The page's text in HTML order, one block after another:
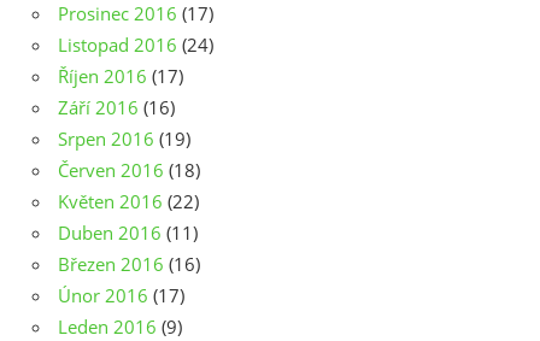
Prosinec 2016 (17)
Listopad 2016 (24)
Říjen 2016 (17)
Září 2016 (16)
Srpen 2016 (19)
Červen 2016 (18)
Květen 2016 (22)
Duben 2016 (11)
Březen 2016 (16)
Únor 2016 (17)
Leden 2016 (9)